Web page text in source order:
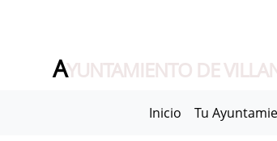
AYUNTAMIENTO DE
Inicio Tu